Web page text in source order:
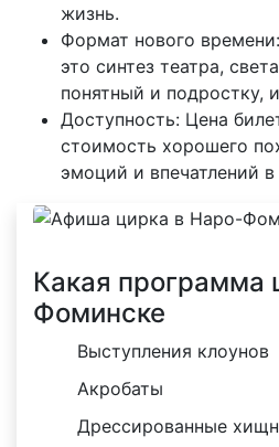
жизнь.
Формат нового
это синтез театра,
понятный и подростку,
Доступность: Цена
стоимость хорошего
эмоций и впечатлений
Какая программа
Фоминске
Выступления клоунов
Акробаты
Дрессированные